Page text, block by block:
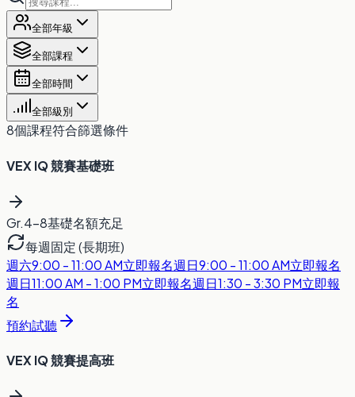
全部年級
全部課程
全部時間
全部級別
8個課程符合篩選條件
VEX IQ 競賽基礎班
Gr.4-8基礎名額充足
每週固定 (長期班)
週六9:00 - 11:00 AM立即報名週日9:00 - 11:00 AM立即報名
週日11:00 AM - 1:00 PM立即報名週日1:30 - 3:30 PM立即報
名
預約試聽
VEX IQ 競賽提高班